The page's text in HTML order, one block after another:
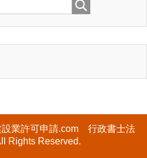
設業許可申請.com 行政書士法
Rights Reserved.